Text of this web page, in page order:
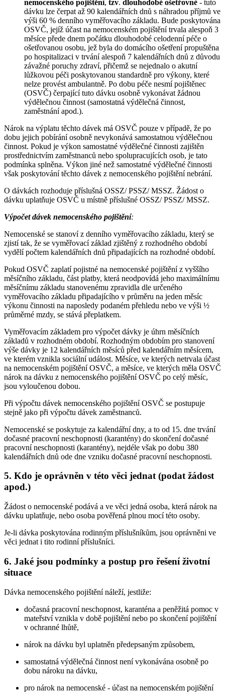
nemocenského pojištění, tzv. dlouhodobé ošetřovné - tuto
dávku lze čerpat až 90 kalendářních dnů s náhradou příjmů ve
výši 60 % denního vyměřovacího základu. Bude poskytována
OSVČ, jejíž účast na nemocenském pojištění trvala alespoň 3
měsíce přede dnem počátku dlouhodobé celodenní péče o
ošetřovanou osobu, jež byla do domácího ošetření propuštěna
po hospitalizaci v trvání alespoň 7 kalendářních dnů z důvodu
závažné poruchy zdraví, přičemž se nejednalo o akutní
lůžkovou péči poskytovanou standardně pro výkony, které
nelze provést ambulantně. Po dobu péče nesmí pojištěnec
(OSVČ) čerpající tuto dávku osobně vykonávat žádnou
výdělečnou činnost (samostatná výdělečná činnost,
zaměstnání apod.).
Nárok na výplatu těchto dávek má OSVČ pouze v případě, že po
dobu jejich pobírání osobně nevykonává samostatnou výdělečnou
činnost. Pokud je výkon samostatné výdělečné činnosti zajištěn
prostřednictvím zaměstnanců nebo spolupracujících osob, je tato
podmínka splněna. Výkon jiné než samostatné výdělečné činnosti
však poskytování těchto dávek z nemocenského pojištění nebrání.
O dávkách rozhoduje příslušná OSSZ/ PSSZ/ MSSZ. Žádost o
dávku uplatňuje OSVČ u místně příslušné OSSZ/ PSSZ/ MSSZ.
Výpočet dávek nemocenského pojištění:
Nemocenské se stanoví z denního vyměřovacího základu, který se
zjistí tak, že se vyměřovací základ zjištěný z rozhodného období
vydělí počtem kalendářních dnů připadajících na rozhodné období.
Pokud OSVČ zaplatí pojistné na nemocenské pojištění z vyššího
měsíčního základu, část platby, která neodpovídá jeho maximálnímu
měsíčnímu základu stanovenému zpravidla dle určeného
vyměřovacího základu připadajícího v průměru na jeden měsíc
výkonu činnosti na naposledy podaném přehledu nebo ve výši ½
průměrné mzdy, se stává přeplatkem.
Vyměřovacím základem pro výpočet dávky je úhrn měsíčních
základů v rozhodném období. Rozhodným obdobím pro stanovení
výše dávky je 12 kalendářních měsíců před kalendářním měsícem,
ve kterém vznikla sociální událost. Měsíce, ve kterých netrvala účast
na nemocenském pojištění OSVČ, a měsíce, ve kterých měla OSVČ
nárok na dávku z nemocenského pojištění OSVČ po celý měsíc,
jsou vyloučenou dobou.
Při výpočtu dávek nemocenského pojištění OSVČ se postupuje
stejně jako při výpočtu dávek zaměstnanců.
Nemocenské se poskytuje za kalendářní dny, a to od 15. dne trvání
dočasné pracovní neschopnosti (karantény) do skončení dočasné
pracovní neschopnosti (karantény), nejdéle však po dobu 380
kalendářních dnů ode dne vzniku dočasné pracovní neschopnosti.
5. Kdo je oprávněn v této věci jednat (podat žádost
apod.)
Žádost o nemocenské podává a ve věci jedná osoba, která nárok na
dávku uplatňuje, nebo osoba pověřená plnou mocí této osoby.
Je-li dávka poskytována rodinným příslušníkům, jsou oprávněni ve
věci jednat i tito rodinní příslušníci.
6. Jaké jsou podmínky a postup pro řešení životní
situace
Dávka nemocenského pojištění náleží, jestliže:
dočasná pracovní neschopnost, karanténa a peněžitá pomoc v
mateřství vznikla v době pojištění nebo po skončení pojištění
v ochranné lhůtě,
nárok na dávku byl uplatněn předepsaným způsobem,
samostatná výdělečná činnost není vykonávána osobně po
dobu nároku na dávku,
pro nárok na nemocenské - účast na nemocenském pojištění